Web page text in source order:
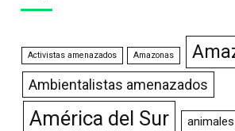
Activistas amenazados Amazonas
Ambientalistas amenazados
América del Sur animales